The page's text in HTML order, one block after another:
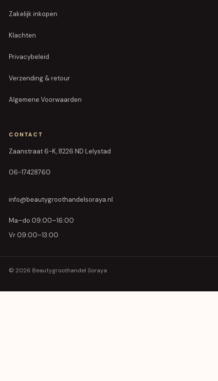
Zakelijk inkopen
Klachten
Privacybeleid
Verzending & retour
Algemene Voorwaarden
CONTACT
Zaanstraat 6-K, 8226 ND Lelystad
06-17428760
info@beautygroothandelsoraya.nl
Ma–do 09:00–16:00
Vr 09:00–13:00
© 2026 Beautygroothandel Soraya